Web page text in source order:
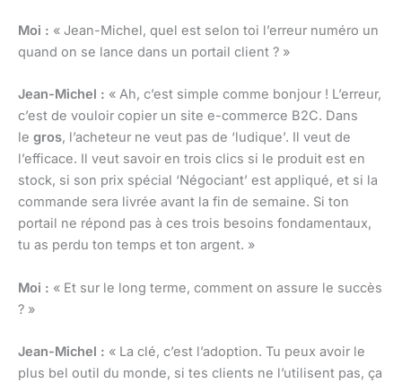
Moi : « Jean-Michel, quel est selon toi l’erreur numéro un
quand on se lance dans un portail client ? »
Jean-Michel : « Ah, c’est simple comme bonjour ! L’erreur,
c’est de vouloir copier un site e-commerce B2C. Dans
le gros, l’acheteur ne veut pas de ‘ludique’. Il veut de
l’efficace. Il veut savoir en trois clics si le produit est en
stock, si son prix spécial ‘Négociant’ est appliqué, et si la
commande sera livrée avant la fin de semaine. Si ton
portail ne répond pas à ces trois besoins fondamentaux,
tu as perdu ton temps et ton argent. »
Moi : « Et sur le long terme, comment on assure le succès
? »
Jean-Michel : « La clé, c’est l’adoption. Tu peux avoir le
plus bel outil du monde, si tes clients ne l’utilisent pas, ça